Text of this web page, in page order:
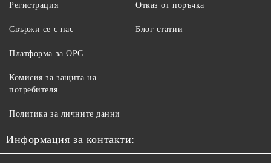
Регистрация
Свържи се с нас
Отказ от поръчка
Блог статии
Платформа за ОРС
Комисия за защита на
потребителя
Политика за личните данни
Информация за контакти: